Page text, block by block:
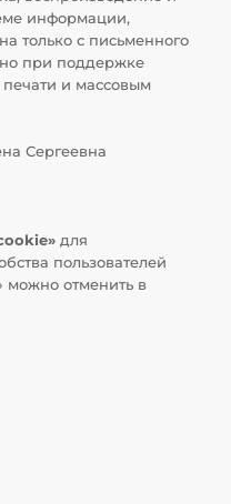
информации,
только с письменного
при поддержке
печати и массовым
Сергеевна
для
пользователей
можно отменить в